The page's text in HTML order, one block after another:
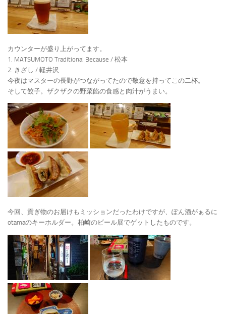
カウンターが盛り上がってます。
1. MATSUMOTO Traditional Because / 松本
2. きざし / 軽井沢
今夜はマスターの長野がつながってたので敬意を持ってこの二杯。
そして餃子。ザクザクの野菜餡の食感と肉汁がうまい。
今回、貢ぎ物のお届けもミッションだったわけですが、ぽん酒がぁるに
otamaのキーホルダー。柏崎のビール展でゲットしたものです。